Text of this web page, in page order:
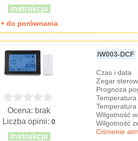
instrukcja
+ do porównania
IW003-DCF
Ocena: brak
Liczba opinii:0
instrukcja
Czas i data
Zegar
Prognoza
Wilgotność
Wilgotność
Ciśnienie